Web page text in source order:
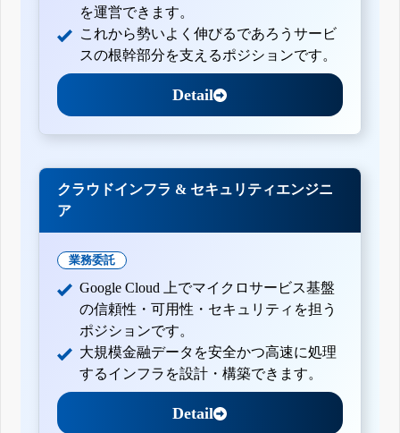
を運営できます。
これから勢いよく伸びるであろうサービ
スの根幹部分を支えるポジションです。
Detail
クラウドインフラ & セキュリティエンジニ
ア
業務委託
Google Cloud 上でマイクロサービス基盤
の信頼性・可用性・セキュリティを担う
ポジションです。
大規模金融データを安全かつ高速に処理
するインフラを設計・構築できます。
Detail